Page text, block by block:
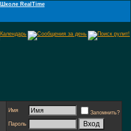
Школе RealTime
Имя
Запомнить?
Пароль